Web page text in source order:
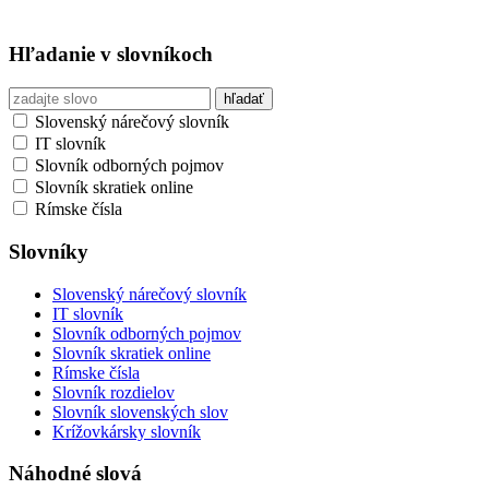
Hľadanie v slovníkoch
Slovenský nárečový slovník
IT slovník
Slovník odborných pojmov
Slovník skratiek online
Rímske čísla
Slovníky
Slovenský nárečový slovník
IT slovník
Slovník odborných pojmov
Slovník skratiek online
Rímske čísla
Slovník rozdielov
Slovník slovenských slov
Krížovkársky slovník
Náhodné slová